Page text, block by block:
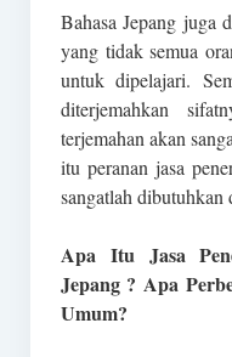
Bahasa Jepang juga
yang tidak semua
untuk dipelajari.
diterjemahkan
terjemahan akan
itu peranan jasa
sangatlah dibutuhkan
Apa Itu Jasa
Jepang ? Apa
Umum?